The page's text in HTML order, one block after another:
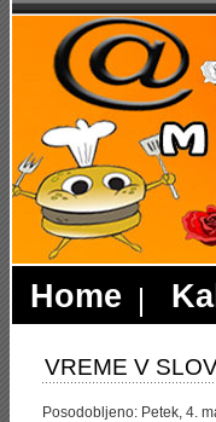
Home
VREME V
Posodobljeno: Petek, 4.